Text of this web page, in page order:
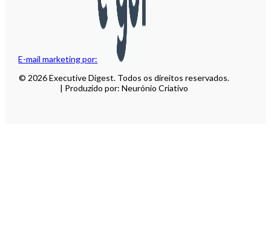
E-mail marketing por:
© 2026 Executive Digest. Todos os direitos reservados.
| Produzido por: Neurónio Criativo